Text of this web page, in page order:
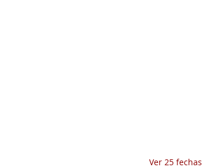
Ver 25 fechas